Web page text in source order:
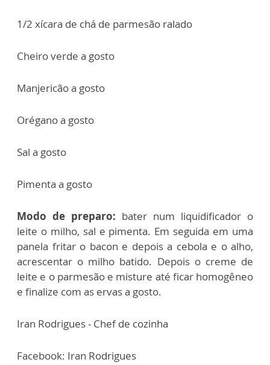
1/2 xícara de chá de parmesão ralado
Cheiro verde a gosto
Manjericão a gosto
Orégano a gosto
Sal a gosto
Pimenta a gosto
Modo de preparo: bater num liquidificador o
leite o milho, sal e pimenta. Em seguida em uma
panela fritar o bacon e depois a cebola e o alho,
acrescentar o milho batido. Depois o creme de
leite e o parmesão e misture até ficar homogêneo
e finalize com as ervas a gosto.
Iran Rodrigues - Chef de cozinha
Facebook: Iran Rodrigues